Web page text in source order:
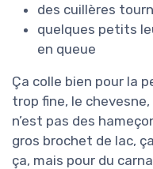
des cuillères
quelques petits
en queue
Ça colle bien pour la
trop fine, le
n’est pas des
gros brochet de lac,
ça, mais pour du